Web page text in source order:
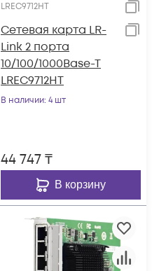
LREC9712HT
Сетевая карта LR-
Link 2 порта
10/100/1000Base-T
LREC9712HT
В наличии: 4 шт
44 747₸
В корзину